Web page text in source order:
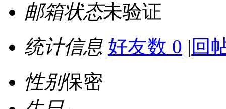
邮箱状态未验证
统计信息 好友数 0 | 回
性别保密